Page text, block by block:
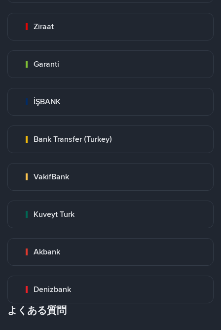
Ziraat
Garanti
İŞBANK
Bank Transfer (Turkey)
VakifBank
Kuveyt Turk
Akbank
Denizbank
よくある質問